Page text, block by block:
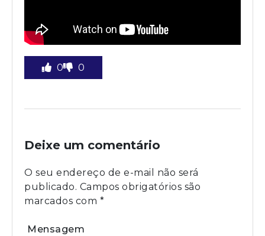
0 0
Deixe um comentário
O seu endereço de e-mail não será
publicado. Campos obrigatórios são
marcados com *
Mensagem